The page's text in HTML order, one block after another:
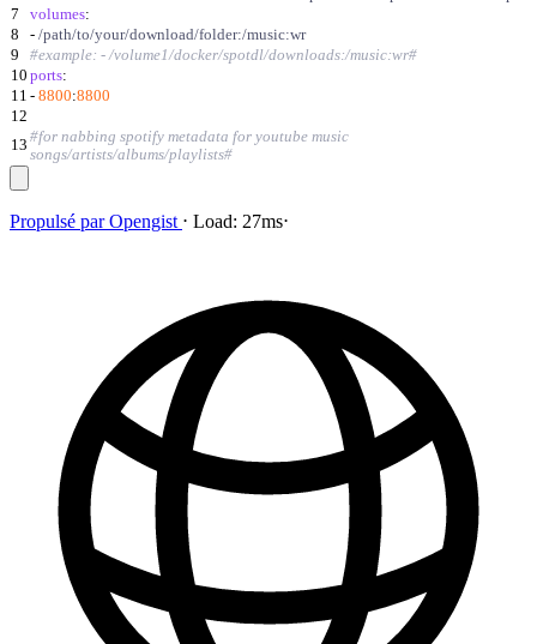
7
volumes:
8
- /path/to/your/download/folder:/music:wr
9
#example: - /volume1/docker/spotdl/downloads:/music:wr#
10 ports:
11 - 8800:8800
12
13 #for nabbing spotify metadata for youtube music
songs/artists/albums/playlists#
Propulsé parOpengist ⋅ Load: 27ms⋅